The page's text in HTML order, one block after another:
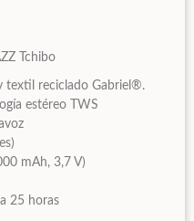
Tchibo
textil reciclado Gabriel®.
estéreo TWS
mAh, 3,7 V)
25 horas